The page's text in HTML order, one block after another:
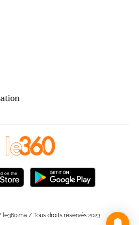
/ Tous droits réservés 2023